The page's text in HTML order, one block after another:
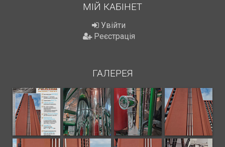
МІЙ КАБІНЕТ
Увійти
Реєстрація
ГАЛЕРЕЯ